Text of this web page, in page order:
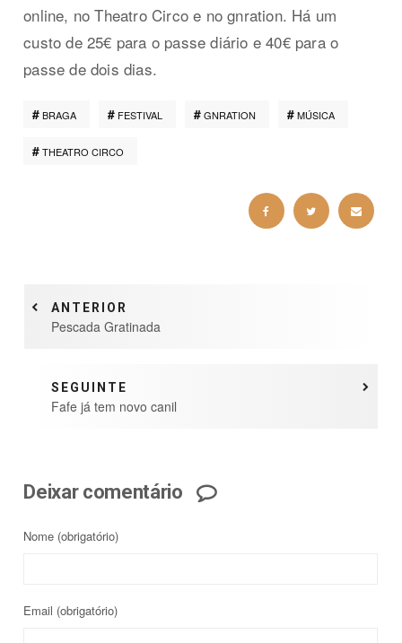
online, no Theatro Circo e no gnration. Há um
custo de 25€ para o passe diário e 40€ para o
passe de dois dias.
BRAGA FESTIVAL GNRATION MÚSICA
THEATRO CIRCO
ANTERIOR
Pescada Gratinada
SEGUINTE
Fafe já tem novo canil
Deixar comentário
Nome (obrigatório)
Email (obrigatório)